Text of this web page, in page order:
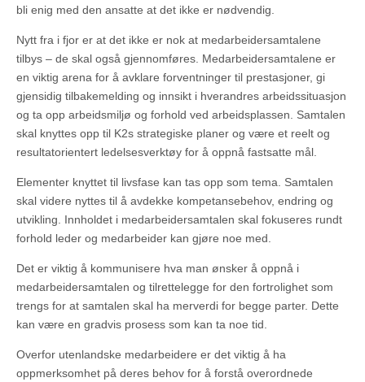
bli enig med den ansatte at det ikke er nødvendig.
Nytt fra i fjor er at det ikke er nok at medarbeidersamtalene
tilbys – de skal også gjennomføres. Medarbeidersamtalene er
en viktig arena for å avklare forventninger til prestasjoner, gi
gjensidig tilbakemelding og innsikt i hverandres arbeidssituasjon
og ta opp arbeidsmiljø og forhold ved arbeidsplassen. Samtalen
skal knyttes opp til K2s strategiske planer og være et reelt og
resultatorientert ledelsesverktøy for å oppnå fastsatte mål.
Elementer knyttet til livsfase kan tas opp som tema. Samtalen
skal videre nyttes til å avdekke kompetansebehov, endring og
utvikling. Innholdet i medarbeidersamtalen skal fokuseres rundt
forhold leder og medarbeider kan gjøre noe med.
Det er viktig å kommunisere hva man ønsker å oppnå i
medarbeidersamtalen og tilrettelegge for den fortrolighet som
trengs for at samtalen skal ha merverdi for begge parter. Dette
kan være en gradvis prosess som kan ta noe tid.
Overfor utenlandske medarbeidere er det viktig å ha
oppmerksomhet på deres behov for å forstå overordnede